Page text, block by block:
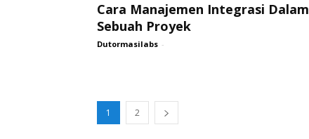
Cara Manajemen Integrasi Dalam
Sebuah Proyek
Dutormasilabs -
1 2